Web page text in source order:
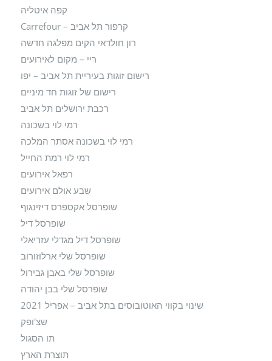
קפה איטליה
קרפור תל אביב – Carrefour
רון חולדאי הקים מפלגה חדשה
ריי – מקום לאירועים
רישום זוגות בעיריית תל אביב – יפו
רישום של זוגות חד מיניים
רכבת ירושלים תל אביב
רמי לוי בשכונה
רמי לוי בשכונה אסתר המלכה
רמי לוי רמת החייל
רפאל אירועים
שבע אולם אירועים
שופרסל אקספרס דיזינגוף
שופרסל דיל
שופרסל דיל מגדלי עזריאלי
שופרסל שלי ארלוזורוב
שופרסל שלי באבן גבירול
שופרסל שלי בבן יהודה
שינוי בקווי האוטובוסים בתל אביב – אפריל 2021
שצ'ופק
תו הסגול
תוצרת הארץ